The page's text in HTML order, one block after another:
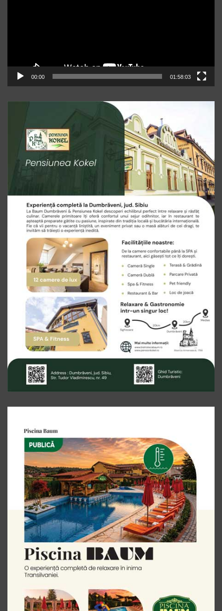
00:00 01:58:03